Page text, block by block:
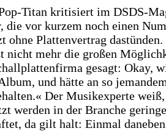
Titan kritisiert im DSDS-
die vor kurzem noch einen
ohne Plattenvertrag
nicht mehr die großen
gesagt: Okay,
und hätte an so
Der Musikexperte
werden in der Branche
da gilt halt: Einmal